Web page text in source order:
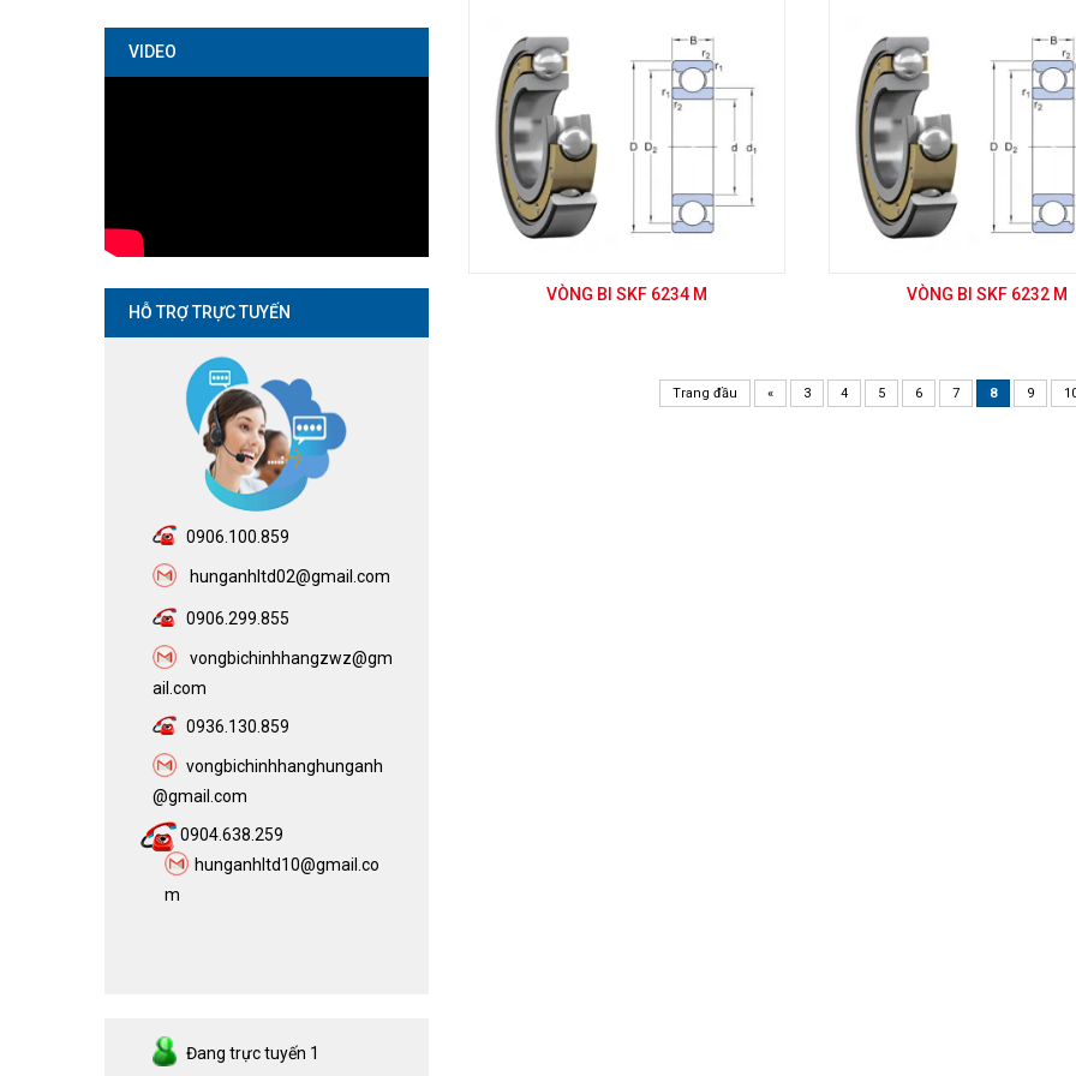
VIDEO
HỖ TRỢ TRỰC TUYẾN
0906.100.859
hunganhltd02@gmail.com
0906.299.855
vongbichinhhangzwz@gm
ail.com​
0936.130.859
vongbichinhhanghunganh
@gmail.com
0904.638.259
hunganhltd10@gmail.co
m
Đang trực tuyến 1
VÒNG BI SKF 6234 M VÒNG BI SKF 6232 M
Trang đầu « 3 4 5 6 7 8 9